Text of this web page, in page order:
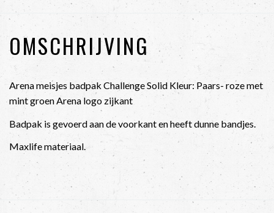
OMSCHRIJVING
Arena meisjes badpak Challenge Solid Kleur: Paars- roze met
mint groen Arena logo zijkant
Badpak is gevoerd aan de voorkant en heeft dunne bandjes.
Maxlife materiaal.